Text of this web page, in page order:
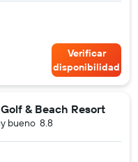
Verificar
disponibilidad
& Beach Resort
8.8
bueno